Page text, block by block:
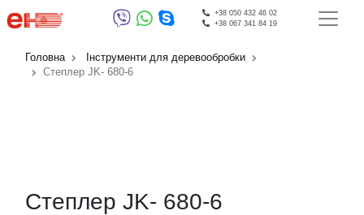
+38 050 432 46 02
+38 067 341 84 19
Головна
Інструменти для деревообробки
Степлер JK- 680-6
Степлер JK- 680-6